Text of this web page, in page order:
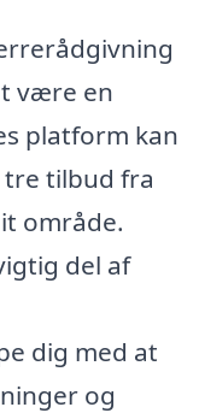
være en
platform kan
tilbud fra
område.
del af
dig med at
og